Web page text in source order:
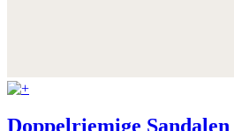
Doppelriemige Sandalen